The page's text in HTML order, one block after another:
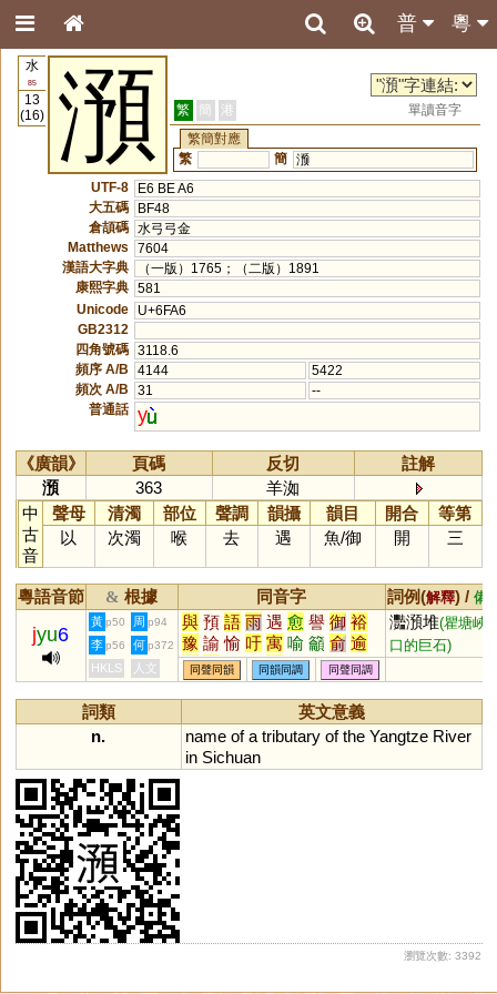
粵
普
水
85
13
(16)
澦 繁 簡 港
單讀音字
繁簡對應
繁
簡 滪
UTF-8
E6 BE A6
大五碼
BF48
倉頡碼 水弓弓金
Matthews
7604
漢語大字典
（一版）1765；（二版）1891
康熙字典 581
Unicode
U+6FA6
GB2312
四角號碼 3118.6
頻序 A/B
4144
5422
頻次 A/B
31
--
普通話 y
《廣韻》 頁碼 反切
註解
澦
363
羊洳
中
古
音
聲母 清濁 部位 聲調 韻攝 韻目 開合
等第
以
次濁 喉 去 遇 魚/御 開 三
粵語音節 & 根據 同音字 詞例(解釋) / 備
jyu6
黃 p50 周 p94 與 預 語 雨 遇 愈 譽 御 裕
豫 諭 愉 吁 寓 喻 籲 俞 逾
禦 禺 峪 隅 馭 茹 孺 銣 覦
洳 窬 礜 翑 蓹 悆 与 踰 藇
灩澦堆(瞿塘峽
口的巨石)
李 p56 何 p372
HKLS 人文 同聲同韻 同韻同調 同聲同調
詞類
英文意義
n.
name of a tributary of the Yangtze River
in Sichuan
瀏覽次數: 3392